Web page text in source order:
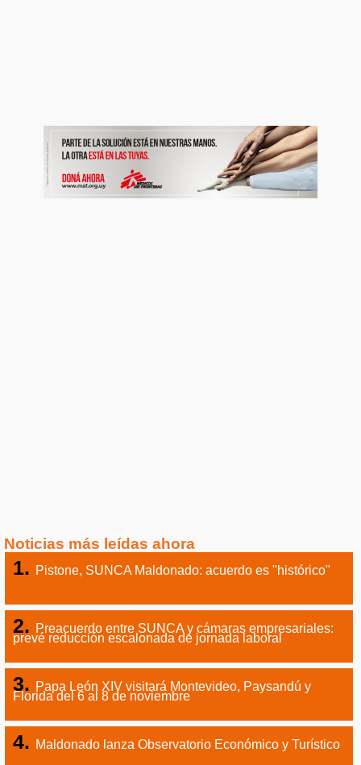
Noticias más leídas ahora
Pistone, SUNCA Maldonado: acuerdo es "histórico"
Preacuerdo entre SUNCA y cámaras empresariales:
prevé reducción escalonada de jornada laboral
Papa León XIV visitará Montevideo, Paysandú y
Florida del 6 al 8 de noviembre
Maldonado lanza Observatorio Económico y Turístico